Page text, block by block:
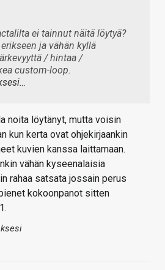
ei tainnut näitä löytyä?
ja vähän kyllä
/ hintaa /
custom-loop.
noita löytänyt, mutta voisin
kun kerta ovat ohjekirjaankin
kuvien kanssa laittamaan.
vähän kyseenalaisia
rahaa satsata jossain perus
kokoonpanot sitten